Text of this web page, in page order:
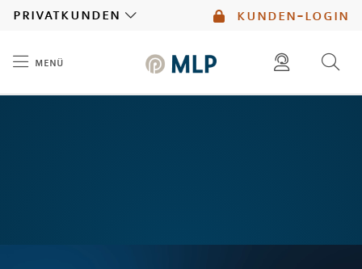
kunden-login
privatkunden
menü